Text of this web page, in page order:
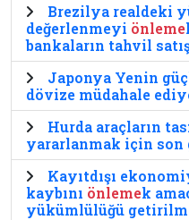
Brezilya realdeki
değerlenmeyi önleme
bankaların tahvil
Japonya Yenin
dövize müdahale
Hurda araçların
yararlanmak için son
Kayıtdışı
kaybını önlemek
yükümlülüğü